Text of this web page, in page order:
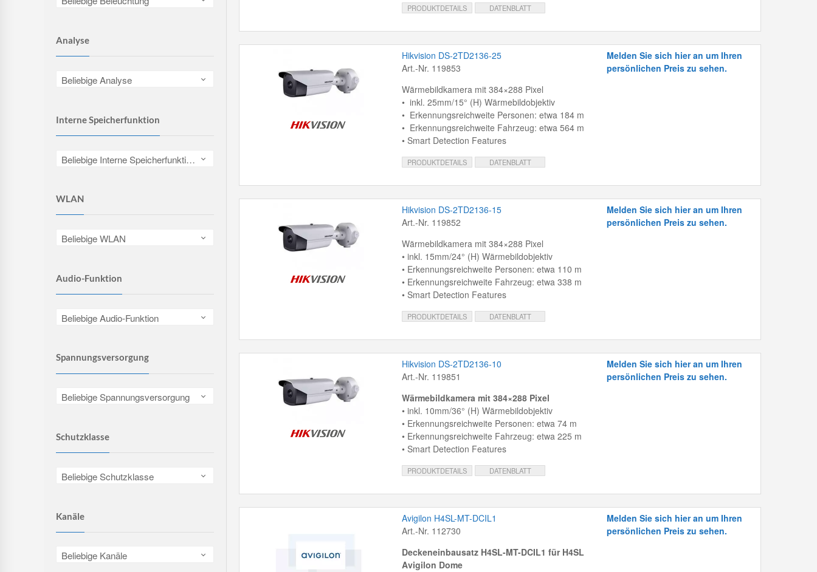
Analyse
Beliebige Analyse
Interne Speicherfunktion
Beliebige Interne Speicherfunktion
WLAN
Beliebige WLAN
Audio-Funktion
Beliebige Audio-Funktion
Spannungsversorgung
Beliebige Spannungsversorgung
Schutzklasse
Beliebige Schutzklasse
Kanäle
Beliebige Kanäle
PRODUKTDETAILS DATENBLATT
Hikvision DS-2TD2136-25
Art.-Nr. 119853
Wärmebildkamera mit 384×288 Pixel
• inkl. 25mm/15° (H) Wärmebildobjektiv
• Erkennungsreichweite Personen: etwa 184 m
• Erkennungsreichweite Fahrzeug: etwa 564 m
• Smart Detection Features
PRODUKTDETAILS DATENBLATT
Melden Sie sich hier an um Ihren
persönlichen Preis zu sehen.
Hikvision DS-2TD2136-15
Art.-Nr. 119852
Wärmebildkamera mit 384×288 Pixel
• inkl. 15mm/24° (H) Wärmebildobjektiv
• Erkennungsreichweite Personen: etwa 110 m
• Erkennungsreichweite Fahrzeug: etwa 338 m
• Smart Detection Features
PRODUKTDETAILS DATENBLATT
Melden Sie sich hier an um Ihren
persönlichen Preis zu sehen.
Hikvision DS-2TD2136-10
Art.-Nr. 119851
Wärmebildkamera mit 384×288 Pixel
• inkl. 10mm/36° (H) Wärmebildobjektiv
• Erkennungsreichweite Personen: etwa 74 m
• Erkennungsreichweite Fahrzeug: etwa 225 m
• Smart Detection Features
PRODUKTDETAILS DATENBLATT
Melden Sie sich hier an um Ihren
persönlichen Preis zu sehen.
Avigilon H4SL-MT-DCIL1
Art.-Nr. 112730
Deckeneinbausatz H4SL-MT-DCIL1 für H4SL
Avigilon Dome
Melden Sie sich hier an um Ihren
persönlichen Preis zu sehen.